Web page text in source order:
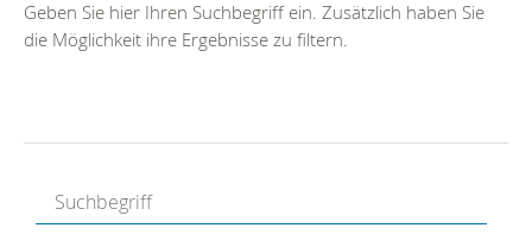
Geben Sie hier Ihren Suchbegriff ein. Zusätzlich haben Sie
die Möglichkeit ihre Ergebnisse zu filtern.